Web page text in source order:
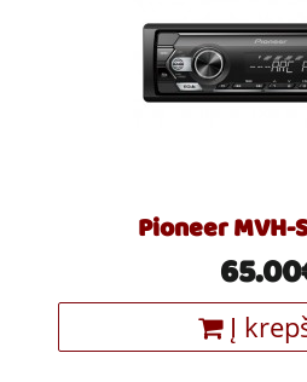
Pioneer MVH-
Į